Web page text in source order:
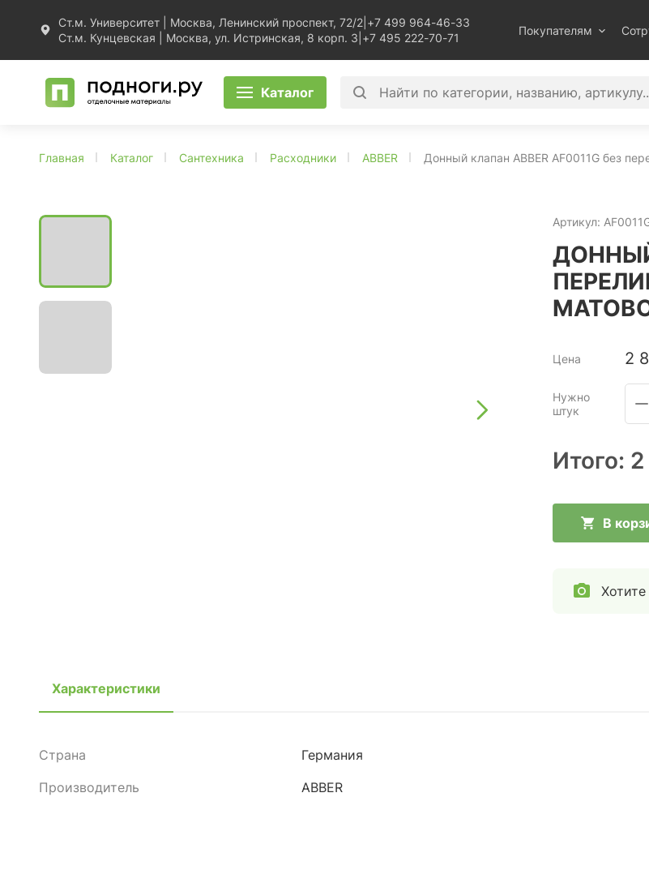
Ст.м. Университет | Москва, Ленинский проспект, 72/2 +7 499 964-46-33
Ст.м. Кунцевская | Москва, ул. Истринская, 8 корп. 3 +7 495 222-70-71
Покупателям
Каталог
Главная Каталог Сантехника Расходники ABBER Донный клапан ABBER AF0011G без
Артикул:
ДОННЫЙ
Цена 2
Нужно
штук
Итого:
В
Характеристики
Страна
Германия
Производитель
ABBER